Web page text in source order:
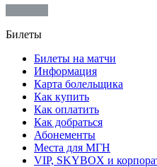
Билеты
Билеты на матчи
Информация
Карта болельщика
Как купить
Как оплатить
Как добраться
Абонементы
Места для МГН
VIP, SKYBOX и